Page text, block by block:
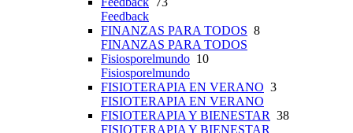
Feedback
FINANZAS PARA TODOS 8
FINANZAS PARA TODOS
Fisiosporelmundo 10
Fisiosporelmundo
FISIOTERAPIA EN VERANO 3
FISIOTERAPIA EN VERANO
FISIOTERAPIA Y BIENESTAR 38
FISIOTERAPIA Y BIENESTAR